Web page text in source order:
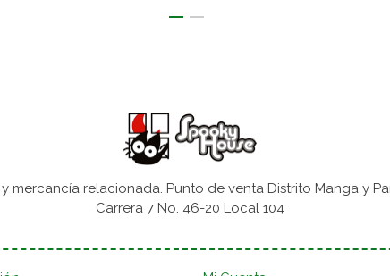
mercancía relacionada. Punto de venta Distrito Manga y
Carrera 7 No. 46-20 Local 104